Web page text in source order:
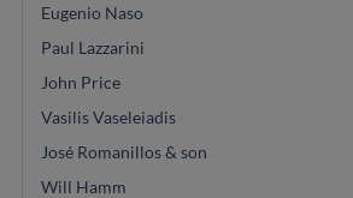
Eugenio Naso
Paul Lazzarini
John Price
Vasilis Vaseleiadis
José Romanillos & son
Will Hamm